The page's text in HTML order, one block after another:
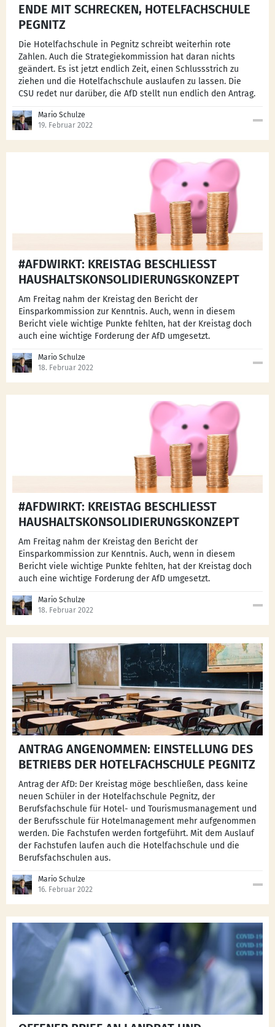
ENDE MIT SCHRECKEN, HOTELFACHSCHULE
PEGNITZ
Die Hotelfachschule in Pegnitz schreibt weiterhin rote
Zahlen. Auch die Strategiekommission hat daran nichts
geändert. Es ist jetzt endlich Zeit, einen Schlussstrich zu
ziehen und die Hotelfachschule auslaufen zu lassen. Die
CSU redet nur darüber, die AfD stellt nun endlich den Antrag.
Mario Schulze
19. Februar 2022
#AFDWIRKT: KREISTAG BESCHLIESST H
AUSHALTSKONSOLIDIERUNGSKONZEPT
Am Freitag nahm der Kreistag den Bericht der
Einsparkommission zur Kenntnis. Auch, wenn in diesem
Bericht viele wichtige Punkte fehlten, hat der Kreistag doch
auch eine wichtige Forderung der AfD umgesetzt.
Mario Schulze
18. Februar 2022
#AFDWIRKT: KREISTAG BESCHLIESST H
AUSHALTSKONSOLIDIERUNGSKONZEPT
Am Freitag nahm der Kreistag den Bericht der
Einsparkommission zur Kenntnis. Auch, wenn in diesem
Bericht viele wichtige Punkte fehlten, hat der Kreistag doch
auch eine wichtige Forderung der AfD umgesetzt.
Mario Schulze
18. Februar 2022
ANTRAG ANGENOMMEN: EINSTELLUNG DES
BETRIEBS DER HOTELFACHSCHULE PEGNITZ
Antrag der AfD: Der Kreistag möge beschließen, dass keine
neuen Schüler in der Hotelfachschule Pegnitz, der
Berufsfachschule für Hotel- und Tourismusmanagement und
der Berufsschule für Hotelmanagement mehr aufgenommen
werden. Die Fachstufen werden fortgeführt. Mit dem Auslauf
der Fachstufen laufen auch die Hotelfachschule und die
Berufsfachschulen aus.
Mario Schulze
16. Februar 2022